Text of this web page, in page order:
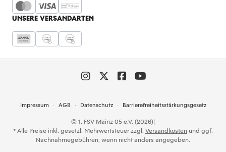
UNSERE VERSANDARTEN
Impressum AGB Datenschutz Barrierefreiheitsstärkungsgesetz
© 1. FSV Mainz 05 e.V. (2026)|
* Alle Preise inkl. gesetzl. Mehrwertsteuer zzgl. Versandkosten und ggf.
Nachnahmegebühren, wenn nicht anders angegeben.